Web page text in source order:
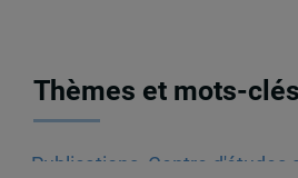
Thèmes et mots-clés
Publications Centre d'études